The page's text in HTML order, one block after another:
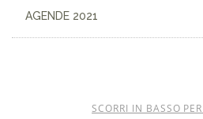
AGENDE 2021
SCORRI IN BASSO